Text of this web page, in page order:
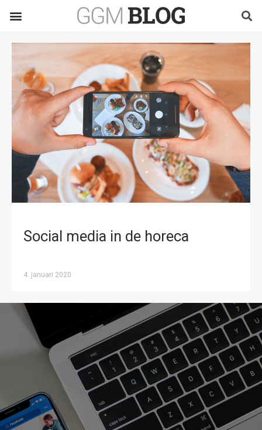
Social media in de horeca
4. januari 2020